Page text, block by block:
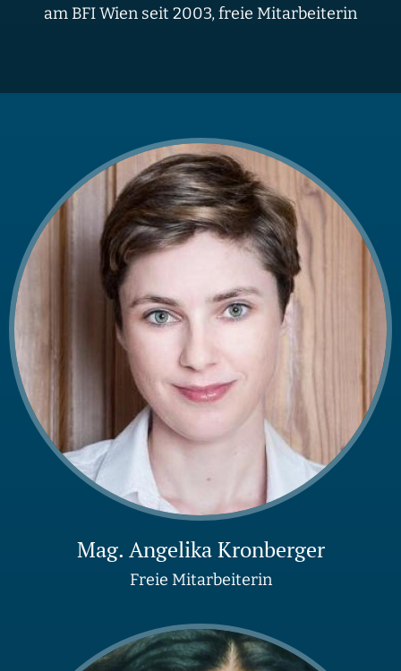
am BFI Wien seit 2003, freie Mitarbeiterin
Mag. Angelika Kronberger
Freie Mitarbeiterin